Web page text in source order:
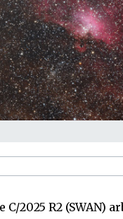
C/2025 R2 (SWAN)